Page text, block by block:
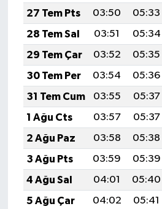
27 Tem Pts
03:50 05:33
28 Tem Sal
03:51 05:34
29 Tem Çar
03:52 05:35
30 Tem Per
03:54 05:36
31 Tem Cum
03:55 05:37
1 Ağu Cts
03:57 05:37
2 Ağu Paz
03:58 05:38
3 Ağu Pts
03:59 05:39
4 Ağu Sal
04:01 05:40
5 Ağu Çar
04:02 05:41